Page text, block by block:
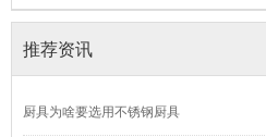
推荐资讯
厨具为啥要选用不锈钢厨具